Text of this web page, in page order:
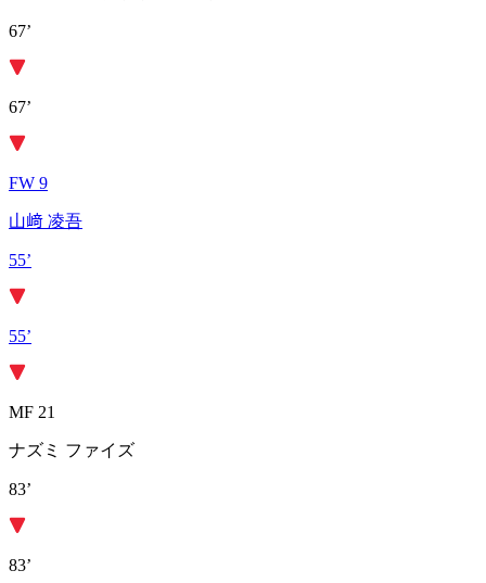
67’
67’
FW 9
山﨑 凌吾
55’
55’
MF 21
ナズミ ファイズ
83’
83’